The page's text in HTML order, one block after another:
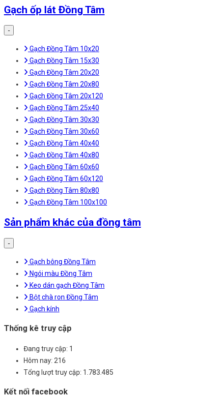
Gạch ốp lát Đồng Tâm
-
Gạch Đồng Tâm 10x20
Gạch Đồng Tâm 15x30
Gạch Đồng Tâm 20x20
Gạch Đồng Tâm 20x80
Gạch Đồng Tâm 20x120
Gạch Đồng Tâm 25x40
Gạch Đồng Tâm 30x30
Gạch Đồng Tâm 30x60
Gạch Đồng Tâm 40x40
Gạch Đồng Tâm 40x80
Gạch Đồng Tâm 60x60
Gạch Đồng Tâm 60x120
Gạch Đồng Tâm 80x80
Gạch Đồng Tâm 100x100
Sản phẩm khác của đồng tâm
-
Gạch bông Đồng Tâm
Ngói màu Đồng Tâm
Keo dán gạch Đồng Tâm
Bột chà ron Đồng Tâm
Gạch kính
Thống kê truy cập
Đang truy cập: 1
Hôm nay: 216
Tổng lượt truy cập: 1.783.485
Kết nối facebook